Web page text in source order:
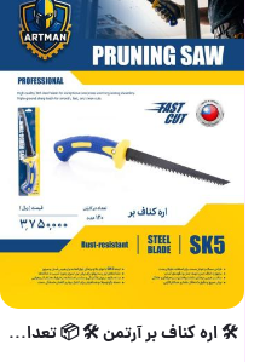
🛠️ اره کناف بر آرتمن 🛠️ 📦 تعداد در کارتن : ۶۰ عدد 📦 📍 به صورت خرده هم